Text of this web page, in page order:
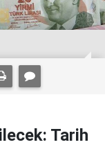
Tarih